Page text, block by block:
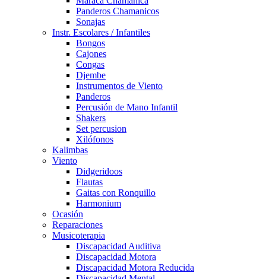
Panderos Chamanicos
Sonajas
Instr. Escolares / Infantiles
Bongos
Cajones
Congas
Djembe
Instrumentos de Viento
Panderos
Percusión de Mano Infantil
Shakers
Set percusion
Xilófonos
Kalimbas
Viento
Didgeridoos
Flautas
Gaitas con Ronquillo
Harmonium
Ocasión
Reparaciones
Musicoterapia
Discapacidad Auditiva
Discapacidad Motora
Discapacidad Motora Reducida